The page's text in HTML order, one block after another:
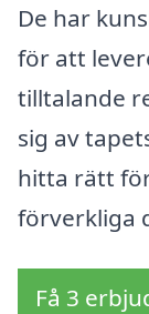
De har
för att
tilltalande
sig av
hitta rätt
förverkliga
Få 3